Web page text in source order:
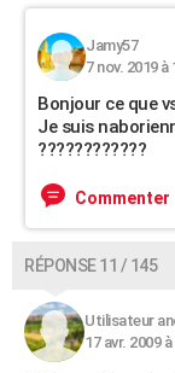
Jamy57
7 nov. 2019 à
Bonjour ce que
Je suis
????????????
Commenter
RÉPONSE 11 / 145
Utilisateur
17 avr. 2009 à